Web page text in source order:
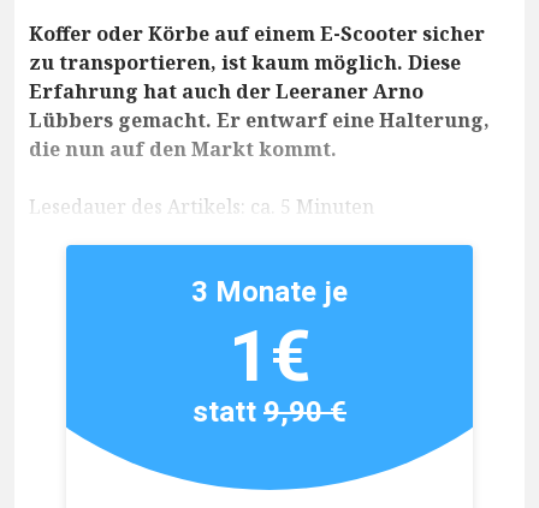
Koffer oder Körbe auf einem E-Scooter sicher
zu transportieren, ist kaum möglich. Diese
Erfahrung hat auch der Leeraner Arno
Lübbers gemacht. Er entwarf eine Halterung,
die nun auf den Markt kommt.
Lesedauer des Artikels: ca. 5 Minuten
3 Monate je
1€
statt9,90 €